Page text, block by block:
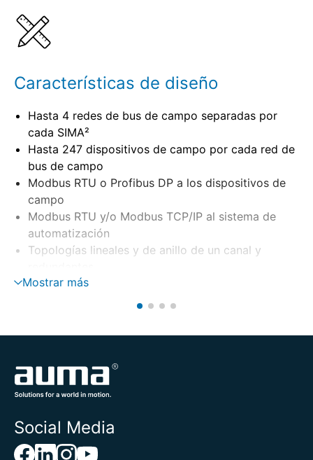
Características de diseño
Hasta 4 redes de bus de campo separadas por
cada SIMA²
Hasta 247 dispositivos de campo por cada red de
bus de campo
Modbus RTU o Profibus DP a los dispositivos de
campo
Modbus RTU y/o Modbus TCP/IP al sistema de
automatización
Topologías lineales y de anillo de un canal y
Redundancia de sistema Hot-Standby
Carcasa para la instalación en sistemas de 19"
Mostrar más
Social Media